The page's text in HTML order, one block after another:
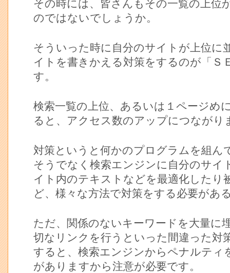
その時には、皆さんもその一覧の上位
のではないでしょうか。
そういった時に自分のサイトが上位に
イトを書きかえる対策をするのが「Ｓ
す。
検索一覧の上位、あるいは１ページめ
ると、アクセス数のアップにつながり
対策というと何かのプログラムを組ん
そうでなく検索エンジンに自分のサイ
イト内のテキストなどを最適化したり
ど、様々な方法で対策をする必要があ
ただ、関係のないキーワードを大量に
切なリンクを行うといった間違った対
すると、検索エンジンからペナルティ
がありますから注意が必要です。